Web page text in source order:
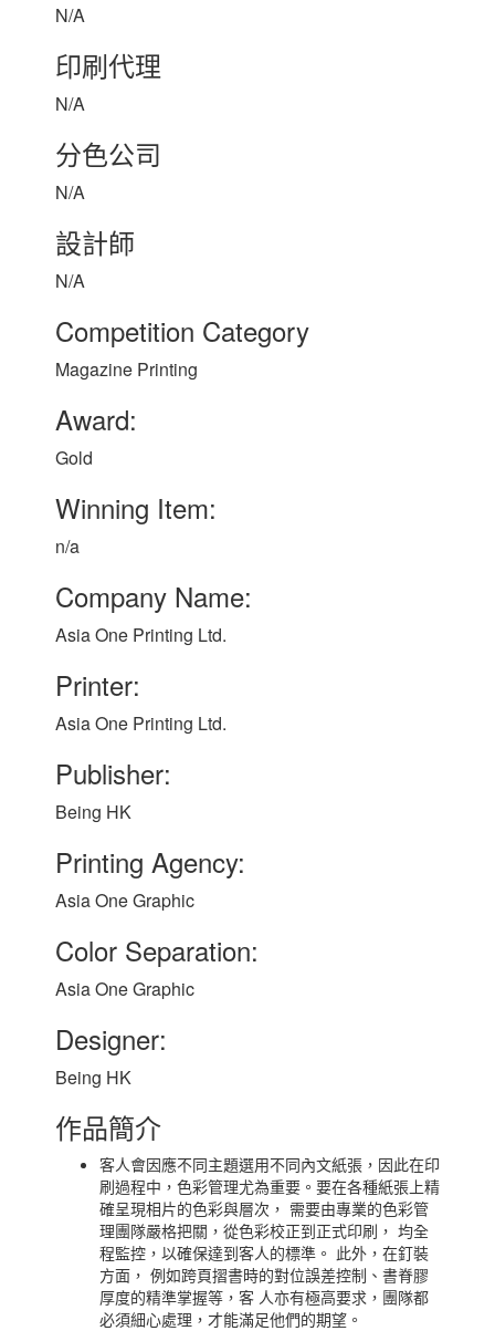
N/A
印刷代理
N/A
分色公司
N/A
設計師
N/A
Competition Category
Magazine Printing
Award:
Gold
Winning Item:
n/a
Company Name:
Asia One Printing Ltd.
Printer:
Asia One Printing Ltd.
Publisher:
Being HK
Printing Agency:
Asia One Graphic
Color Separation:
Asia One Graphic
Designer:
Being HK
作品簡介
客人會因應不同主題選用不同內文紙張，因此在印
刷過程中，色彩管理尤為重要。要在各種紙張上精
確呈現相片的色彩與層次， 需要由專業的色彩管
理團隊嚴格把關，從色彩校正到正式印刷， 均全
程監控，以確保達到客人的標準。 此外，在釘裝
方面， 例如跨頁摺書時的對位誤差控制、書脊膠
厚度的精準掌握等，客 人亦有極高要求，團隊都
必須細心處理，才能滿足他們的期望。